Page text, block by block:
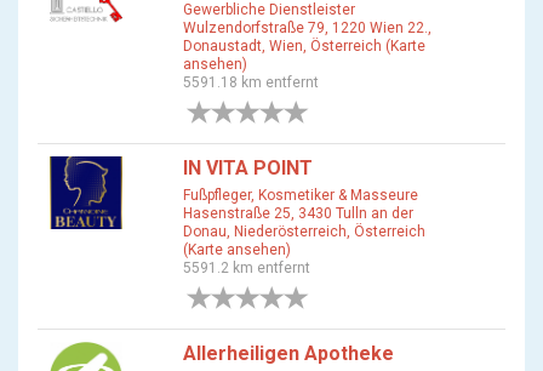
Gewerbliche Dienstleister
Wulzendorfstraße 79, 1220 Wien 22.,
Donaustadt, Wien, Österreich (Karte
ansehen)
5591.18 km entfernt
IN VITA POINT
Fußpfleger, Kosmetiker & Masseure
Hasenstraße 25, 3430 Tulln an der
Donau, Niederösterreich, Österreich
(Karte ansehen)
5591.2 km entfernt
Allerheiligen Apotheke